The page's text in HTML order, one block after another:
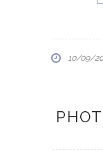
10/09/